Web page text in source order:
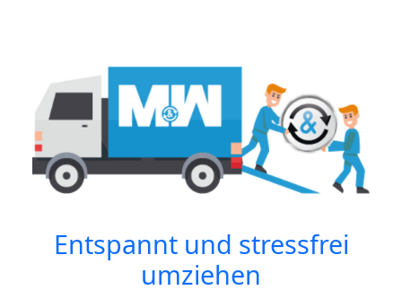
Entspannt und stressfrei
umziehen